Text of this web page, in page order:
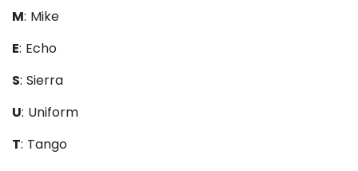
M: Mike
E: Echo
S: Sierra
U: Uniform
T: Tango